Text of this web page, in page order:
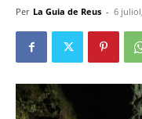
Per La Guia de Reus - 6